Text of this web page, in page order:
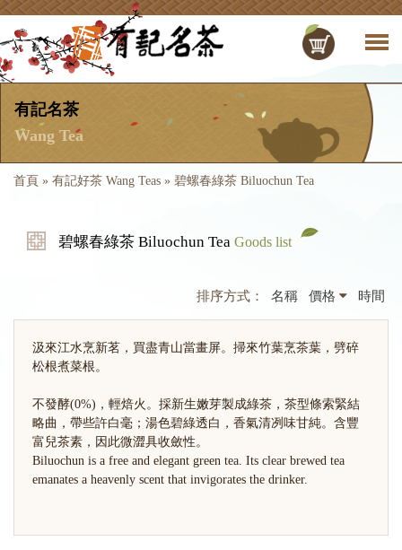
有記名茶
Wang Tea
首頁 » 有記好茶 Wang Teas » 碧螺春綠茶 Biluochun Tea
碧螺春綠茶 Biluochun Tea Goods list
排序方式： 名稱 價格 時間
汲來江水烹新茗，買盡青山當畫屏。掃來竹葉烹茶葉，劈碎
松根煮菜根。
不發酵(0%)，輕焙火。採新生嫩芽製成綠茶，茶型條索緊結
略曲，帶些許白毫；湯色碧綠透白，香氣清冽味甘純。含豐
富兒茶素，因此微澀具收斂性。
Biluochun is a free and elegant green tea. Its clear brewed tea
emanates a heavenly scent that invigorates the drinker.